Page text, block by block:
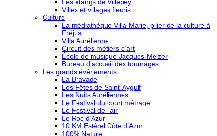
Les étangs de Villepey
Villes et villages fleuris
Culture
La médiathèque Villa-Marie, pilier de la culture à
Fréjus
Villa Aurélienne
Circuit des métiers d’art
École de musique Jacques-Melzer
Bureau d’accueil des tournages
Les grands événements
La Bravade
Les Fêtes de Saint-Aygulf
Les Nuits Auréliennes
Le Festival du court métrage
Le Festival de l’air
Le Roc d’Azur
10 KM Estérel Côte d’Azur
100% Nature